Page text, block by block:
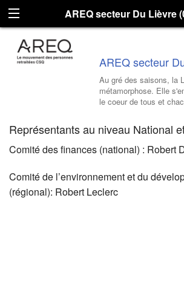
AREQ secteur Du Lièvre
AREQ secteur
Au gré des saisons, la
métamorphose. Elle
le coeur de tous et
Représentants au niveau National
Comité des finances (national) : Robert
Comité de l’environnement et du
(régional): Robert Leclerc